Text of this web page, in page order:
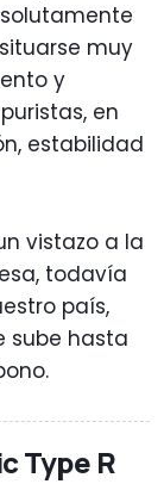
muy
y
en
estabilidad
vistazo a la
todavía
país,
sube hasta
Type R